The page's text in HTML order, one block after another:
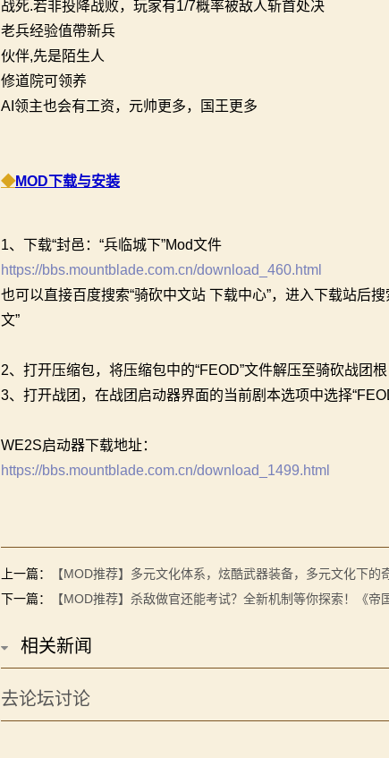
战死.若非投降战败，玩家有1/7概率被敌人斩首处决
老兵经验值帶新兵
伙伴,先是陌生人
修道院可领养
AI领主也会有工资，元帅更多，国王更多
◆MOD下载与安装
1、下载“封邑：“兵临城下”Mod文件
https://bbs.mountblade.com.cn/download_460.html
也可以直接百度搜索“骑砍中文站 下载中心”，进入下载站后
文”
2、打开压缩包，将压缩包中的“FEOD”文件解压至骑砍战团
3、打开战团，在战团启动器界面的当前剧本选项中选择
WE2S启动器下载地址：
https://bbs.mountblade.com.cn/download_1499.html
上一篇：
【MOD推荐】多元文化体系，炫酷武器装备，多元文化下的
下一篇：
【MOD推荐】杀敌做官还能考试？全新机制等你探索！《帝
相关新闻
去论坛讨论